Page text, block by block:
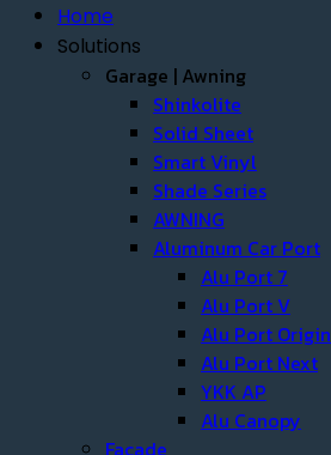
Home
Solutions
Garage | Awning
Shinkolite
Solid Sheet
Smart Vinyl
Shade Series
AWNING
Aluminum Car Port
Alu Port 7
Alu Port V
Alu Port Origin
Alu Port Next
YKK AP
Alu Canopy
Facade